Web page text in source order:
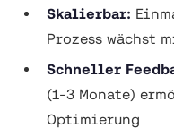
Skalierbar:
Prozess wächst
Schneller
(1-3 Monate)
Optimierung